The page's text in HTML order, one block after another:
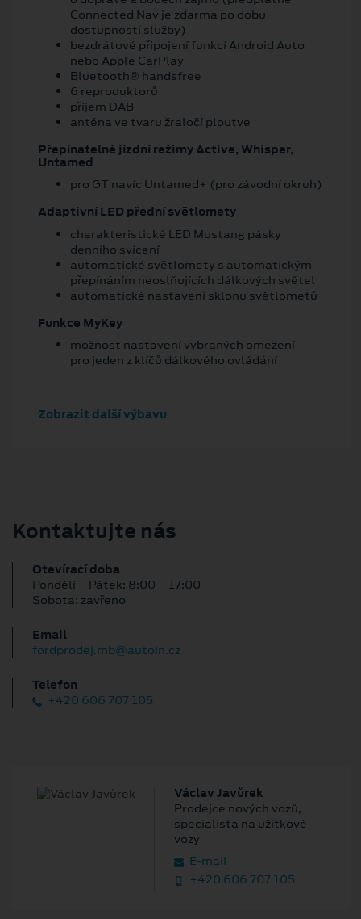
Connected Nav je zdarma po dobu
dostupnosti služby)
bezdrátové připojení funkcí Android Auto
nebo Apple CarPlay
Bluetooth® handsfree
6 reproduktorů
příjem DAB
anténa ve tvaru žraločí ploutve
Přepínatelné jízdní režimy Active, Whisper,
Untamed
pro GT navíc Untamed+ (pro závodní okruh)
Adaptivní LED přední světlomety
charakteristické LED Mustang pásky
denního svícení
automatické světlomety s automatickým
přepínáním neoslňujících dálkových světel
automatické nastavení sklonu světlometů
Funkce MyKey
možnost nastavení vybraných omezení
pro jeden z klíčů dálkového ovládání
Zobrazit další výbavu
Kontaktujte nás
Otevírací doba
Pondělí – Pátek: 8:00 – 17:00
Sobota: zavřeno
Email
fordprodej.mb@autoin.cz
Telefon
+420 606 707 105
Václav Javůrek
Prodejce nových vozů,
specialista na užitkové
vozy
E‑mail
+420 606 707 105